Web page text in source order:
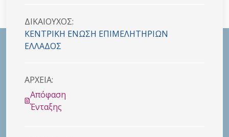
ΔΙΚΑΙΟYΧΟΣ:
ΚΕΝΤΡΙΚΗ ΕΝΩΣΗ ΕΠΙΜΕΛΗΤΗΡΙΩΝ
ΕΛΛΑΔΟΣ
ΑΡΧΕΙΑ:
Απόφαση
Ένταξης